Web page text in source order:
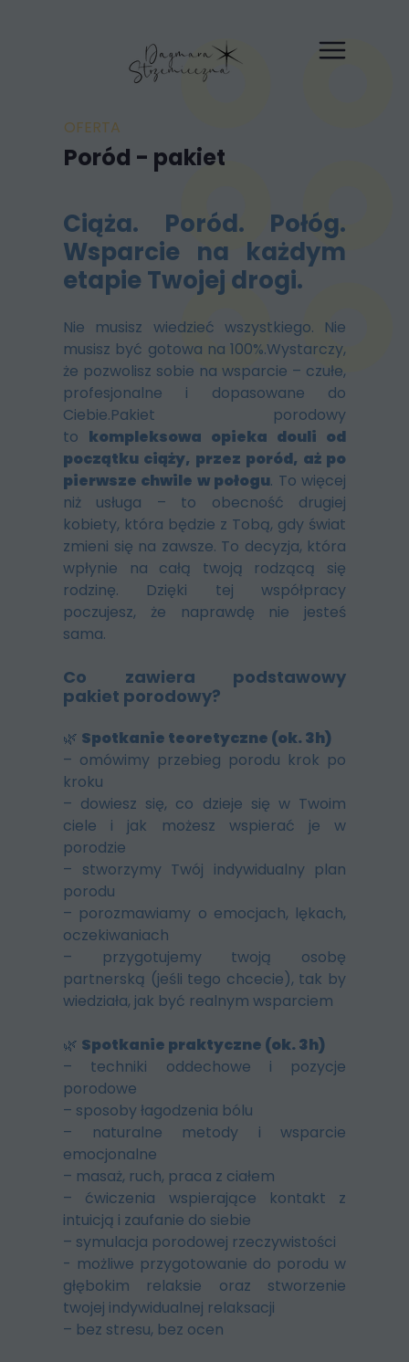
OFERTA
Poród - pakiet
Ciąża. Poród. Połóg.
Wsparcie na każdym
etapie Twojej drogi.
Nie musisz wiedzieć wszystkiego. Nie
musisz być gotowa na 100%.Wystarczy,
że pozwolisz sobie na wsparcie – czułe,
profesjonalne i dopasowane do
Ciebie.Pakiet porodowy
to kompleksowa opieka douli od
początku ciąży, przez poród, aż po
pierwsze chwile w połogu. To więcej
niż usługa – to obecność drugiej
kobiety, która będzie z Tobą, gdy świat
zmieni się na zawsze. To decyzja, która
wpłynie na całą twoją rodzącą się
rodzinę. Dzięki tej współpracy
poczujesz, że naprawdę nie jesteś
sama.
Co zawiera podstawowy
pakiet porodowy?
🌿 Spotkanie teoretyczne (ok. 3h)
– omówimy przebieg porodu krok po
kroku
– dowiesz się, co dzieje się w Twoim
ciele i jak możesz wspierać je w
porodzie
– stworzymy Twój indywidualny plan
porodu
– porozmawiamy o emocjach, lękach,
oczekiwaniach
– przygotujemy twoją osobę
partnerską (jeśli tego chcecie), tak by
wiedziała, jak być realnym wsparciem
🌿 Spotkanie praktyczne (ok. 3h)
– techniki oddechowe i pozycje
porodowe
– sposoby łagodzenia bólu
– naturalne metody i wsparcie
emocjonalne
– masaż, ruch, praca z ciałem
– ćwiczenia wspierające kontakt z
intuicją i zaufanie do siebie
– symulacja porodowej rzeczywistości
- możliwe przygotowanie do porodu w
głębokim relaksie oraz stworzenie
twojej indywidualnej relaksacji
– bez stresu, bez ocen